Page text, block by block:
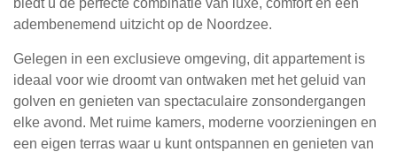
biedt u de perfecte combinatie van luxe, comfort en een
adembenemend uitzicht op de Noordzee.
Gelegen in een exclusieve omgeving, dit appartement is
ideaal voor wie droomt van ontwaken met het geluid van
golven en genieten van spectaculaire zonsondergangen
elke avond. Met ruime kamers, moderne voorzieningen en
een eigen terras waar u kunt ontspannen en genieten van